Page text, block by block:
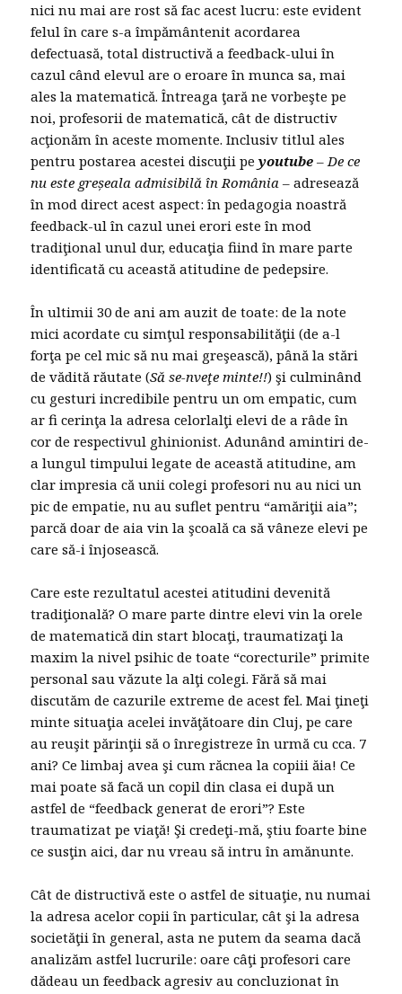
nici nu mai are rost să fac acest lucru: este evident
felul în care s-a împământenit acordarea
defectuasă, total distructivă a feedback-ului în
cazul când elevul are o eroare în munca sa, mai
ales la matematică. Întreaga ţară ne vorbeşte pe
noi, profesorii de matematică, cât de distructiv
acţionăm în aceste momente. Inclusiv titlul ales
pentru postarea acestei discuţii peyoutube –De ce
nu este greșeala admisibilă în România – adresează
în mod direct acest aspect: în pedagogia noastră
feedback-ul în cazul unei erori este în mod
tradiţional unul dur, educaţia fiind în mare parte
identificată cu această atitudine de pedepsire.
În ultimii 30 de ani am auzit de toate: de la note
mici acordate cu simţul responsabilităţii (de a-l
forţa pe cel mic să nu mai greşească), până la stări
de vădită răutate (Să se-nveţe minte!!) şi culminând
cu gesturi incredibile pentru un om empatic, cum
ar fi cerinţa la adresa celorlalţi elevi de a râde în
cor de respectivul ghinionist. Adunând amintiri de-
a lungul timpului legate de această atitudine, am
clar impresia că unii colegi profesori nu au nici un
pic de empatie, nu au suflet pentru “amăriţii aia”;
parcă doar de aia vin la şcoală ca să vâneze elevi pe
care să-i înjosească.
Care este rezultatul acestei atitudini devenită
tradiţională? O mare parte dintre elevi vin la orele
de matematică din start blocaţi, traumatizaţi la
maxim la nivel psihic de toate “corecturile” primite
personal sau văzute la alţi colegi. Fără să mai
discutăm de cazurile extreme de acest fel. Mai ţineţi
minte situaţia acelei invăţătoare din Cluj, pe care
au reuşit părinţii să o înregistreze în urmă cu cca. 7
ani? Ce limbaj avea şi cum răcnea la copiii ăia! Ce
mai poate să facă un copil din clasa ei după un
astfel de “feedback generat de erori”? Este
traumatizat pe viaţă! Şi credeţi-mă, ştiu foarte bine
ce susţin aici, dar nu vreau să intru în amănunte.
Cât de distructivă este o astfel de situaţie, nu numai
la adresa acelor copii în particular, cât şi la adresa
societăţii în general, asta ne putem da seama dacă
analizăm astfel lucrurile: oare câţi profesori care
dădeau un feedback agresiv au concluzionat în